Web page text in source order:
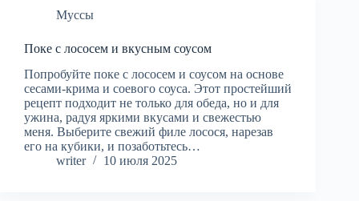
Муссы
Поке с лососем и вкусным соусом
Попробуйте поке с лососем и соусом на основе
сесами-крима и соевого соуса. Этот простейший
рецепт подходит не только для обеда, но и для
ужина, радуя яркими вкусами и свежестью
меня. Выберите свежий филе лосося, нарезав
его на кубики, и позаботьтесь…
writer
10 июля 2025